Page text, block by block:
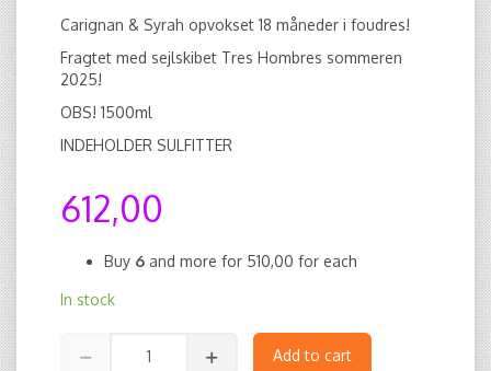
Carignan & Syrah opvokset 18 måneder i foudres!
Fragtet med sejlskibet Tres Hombres sommeren
2025!
OBS! 1500ml
INDEHOLDER SULFITTER
612,00
Buy 6 and more for 510,00 for each
In stock
Add to cart